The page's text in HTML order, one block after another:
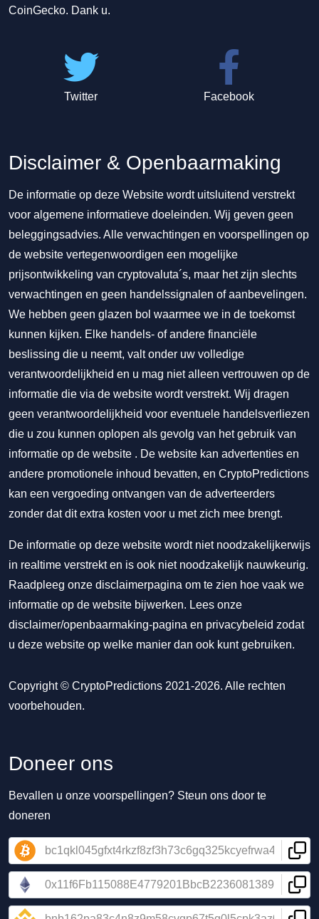
CoinGecko. Dank u.
Twitter Facebook
Disclaimer & Openbaarmaking
De informatie op deze Website wordt uitsluitend verstrekt
voor algemene informatieve doeleinden. Wij geven geen
beleggingsadvies. Alle verwachtingen en voorspellingen op
de website vertegenwoordigen een mogelijke
prijsontwikkeling van cryptovaluta´s, maar het zijn slechts
verwachtingen en geen handelssignalen of aanbevelingen.
We hebben geen glazen bol waarmee we in de toekomst
kunnen kijken. Elke handels- of andere financiële
beslissing die u neemt, valt onder uw volledige
verantwoordelijkheid en u mag niet alleen vertrouwen op de
informatie die via de website wordt verstrekt. Wij dragen
geen verantwoordelijkheid voor eventuele handelsverliezen
die u zou kunnen oplopen als gevolg van het gebruik van
informatie op de website . De website kan advertenties en
andere promotionele inhoud bevatten, en CryptoPredictions
kan een vergoeding ontvangen van de adverteerders
zonder dat dit extra kosten voor u met zich mee brengt.
De informatie op deze website wordt niet noodzakelijkerwijs
in realtime verstrekt en is ook niet noodzakelijk nauwkeurig.
Raadpleeg onze disclaimerpagina om te zien hoe vaak we
informatie op de website bijwerken. Lees onze
disclaimer/openbaarmaking-pagina en privacybeleid zodat
u deze website op welke manier dan ook kunt gebruiken.
Copyright © CryptoPredictions 2021-2026. Alle rechten
voorbehouden.
Doneer ons
Bevallen u onze voorspellingen? Steun ons door te
doneren